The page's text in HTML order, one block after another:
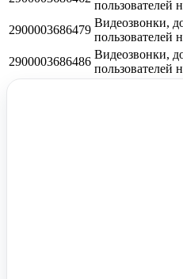
пользователей
2900003686479
Видеозвонки,
пользователей
2900003686486
Видеозвонки,
пользователей